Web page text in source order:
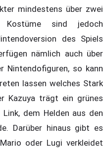
mindestens über zwei
Kostüme sind jedoch
des Spiels
nämlich auch über
Nintendofiguren, so kann
lassen welches Stark
Kazuya trägt ein grünes
dem Helden aus den
Darüber hinaus gibt es
oder Lugi verkleidet